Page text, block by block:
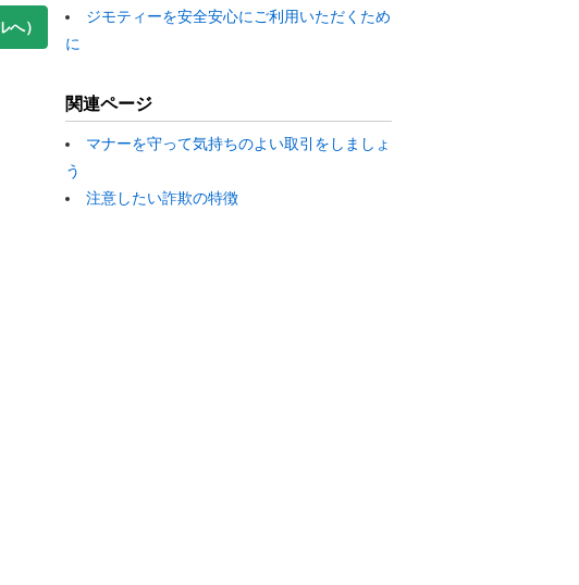
へ）
ジモティーを安全安心にご利用いただくため
に
関連ページ
マナーを守って気持ちのよい取引をしましょ
う
注意したい詐欺の特徴